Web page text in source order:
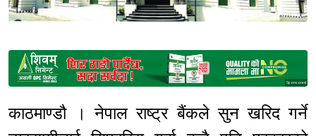
Sponsored
काठमाण्डौ । नेपाल राष्ट्र बैंकले सुन खरिद गर्ने